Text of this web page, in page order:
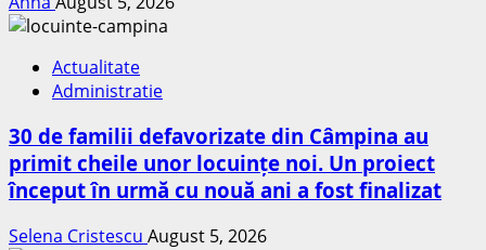
Actualitate
Administratie
30 de familii defavorizate din Câmpina au
primit cheile unor locuințe noi. Un proiect
început în urmă cu nouă ani a fost finalizat
Selena Cristescu August 5, 2026